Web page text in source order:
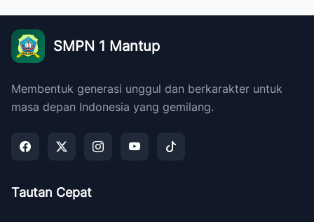
SMPN 1 Mantup
Membentuk generasi unggul dan berkarakter untuk
masa depan Indonesia yang gemilang.
Tautan Cepat